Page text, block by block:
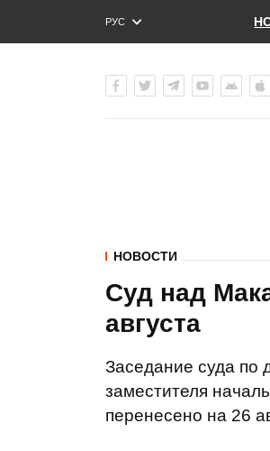
РУС
ENG
НОВОСТИ
Суд над
августа
Заседание суда по
заместителя
перенесено на 26